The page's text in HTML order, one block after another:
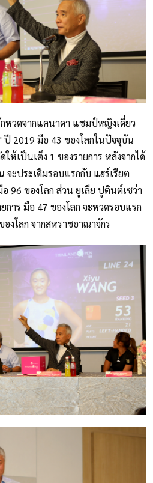
หวดจากแคนาดา แชมป์หญิงเดี่ยว
2019 มือ 43 ของโลกในปัจจุบัน
ห้เป็นเต็ง 1 ของรายการ หลังจากได้
จะประเดิมรอบแรกกับ แฮร์เรียต
96 ของโลก ส่วน ยูเลีย ปูตินต์เซว่า
การ มือ 47 ของโลก จะหวดรอบแรก
งโลก จากสหราชอาณาจักร